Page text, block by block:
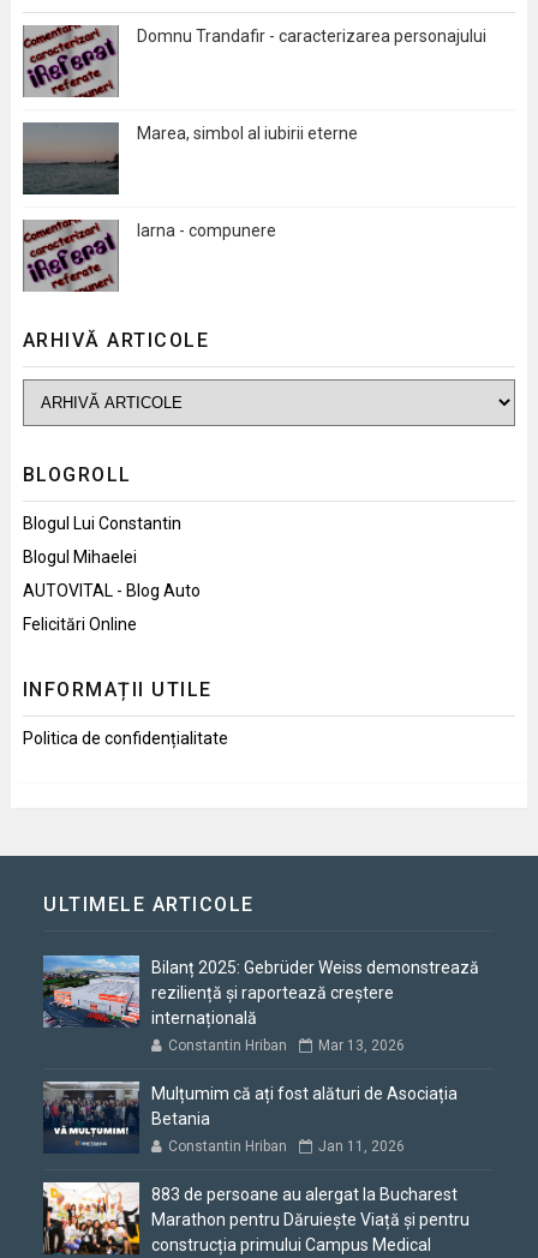
Domnu Trandafir - caracterizarea personajului
Marea, simbol al iubirii eterne
Iarna - compunere
ARHIVĂ ARTICOLE
BLOGROLL
Blogul Lui Constantin
Blogul Mihaelei
AUTOVITAL - Blog Auto
Felicitări Online
INFORMAȚII UTILE
Politica de confidențialitate
ULTIMELE ARTICOLE
Bilanț 2025: Gebrüder Weiss demonstrează
reziliență și raportează creștere
internațională
Constantin Hriban Mar 13, 2026
Mulțumim că ați fost alături de Asociația
Betania
Constantin Hriban Jan 11, 2026
883 de persoane au alergat la Bucharest
Marathon pentru Dăruiește Viață și pentru
construcția primului Campus Medical